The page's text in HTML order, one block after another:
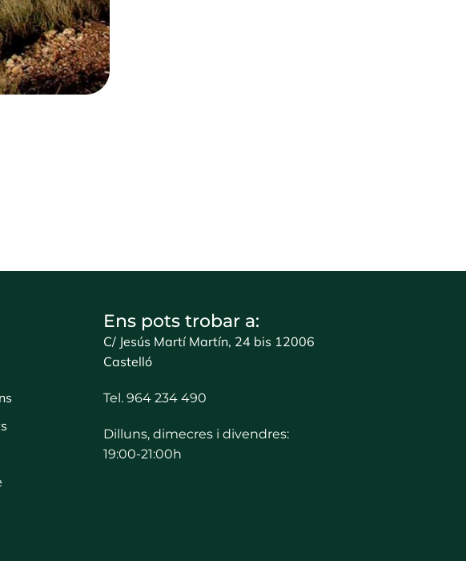
Ens pots trobar a:
C/ Jesús Martí Martín, 24 bis 12006
Castelló
Tel. 964 234 490
Dilluns, dimecres i divendres:
19:00-21:00h